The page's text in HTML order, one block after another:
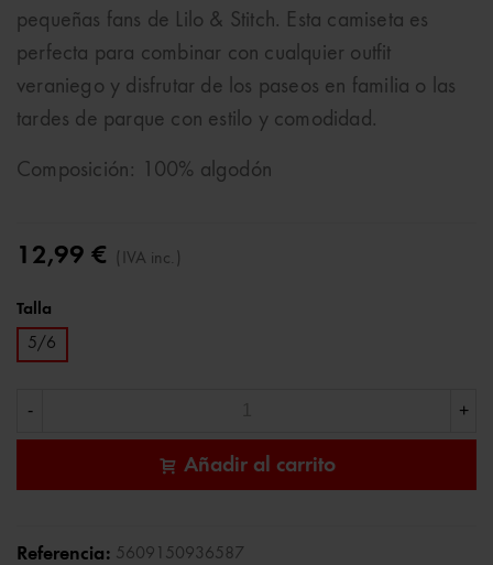
pequeñas fans de Lilo & Stitch. Esta camiseta es
perfecta para combinar con cualquier outfit
veraniego y disfrutar de los paseos en familia o las
tardes de parque con estilo y comodidad.
Composición: 100% algodón
12,99 € (IVA inc.)
Talla
5/6
- +
Añadir al carrito
Referencia: 5609150936587